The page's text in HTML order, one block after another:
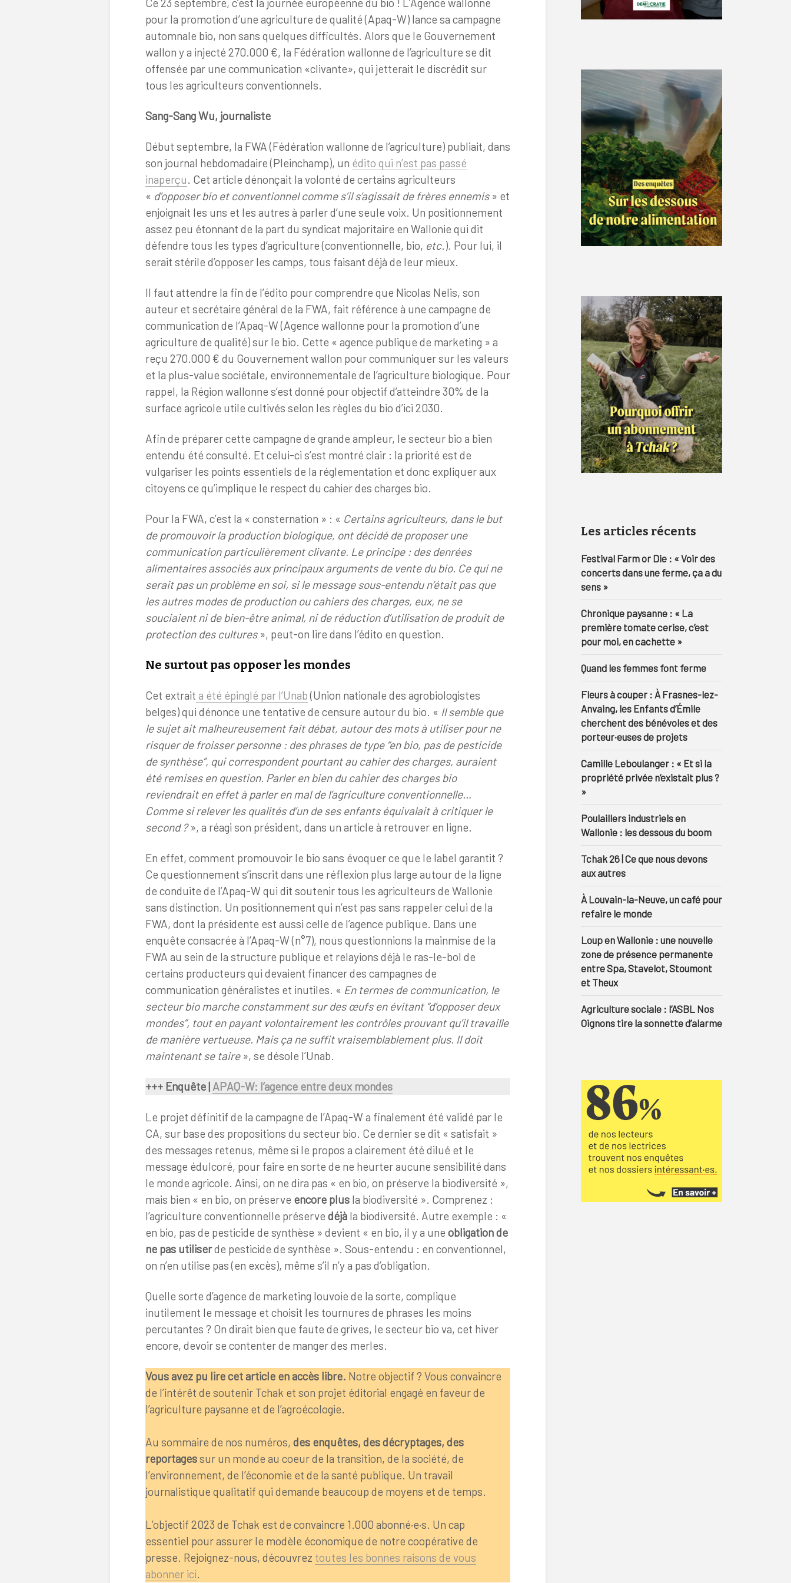
pour la promotion d’une agriculture de qualité (Apaq-W) lance sa campagne
automnale bio, non sans quelques difficultés. Alors que le Gouvernement
wallon y a injecté 270.000 €, la Fédération wallonne de l’agriculture se dit
offensée par une communication «clivante», qui jetterait le discrédit sur
tous les agriculteurs conventionnels.
Sang-Sang Wu, journaliste
Début septembre, la FWA (Fédération wallonne de l’agriculture) publiait, dans
son journal hebdomadaire (Pleinchamp), un édito qui n’est pas passé
inaperçu. Cet article dénonçait la volonté de certains agriculteurs
« d’opposer bio et conventionnel comme s’il s’agissait de frères ennemis» et
enjoignait les uns et les autres à parler d’une seule voix. Un positionnement
assez peu étonnant de la part du syndicat majoritaire en Wallonie qui dit
défendre tous les types d’agriculture (conventionnelle, bio, etc.). Pour lui, il
serait stérile d’opposer les camps, tous faisant déjà de leur mieux.
Il faut attendre la fin de l’édito pour comprendre que Nicolas Nelis, son
auteur et secrétaire général de la FWA, fait référence à une campagne de
communication de l’Apaq-W (Agence wallonne pour la promotion d’une
agriculture de qualité) sur le bio. Cette « agence publique de marketing » a
reçu 270.000 € du Gouvernement wallon pour communiquer sur les valeurs
et la plus-value sociétale, environnementale de l’agriculture biologique. Pour
rappel, la Région wallonne s’est donné pour objectif d’atteindre 30% de la
surface agricole utile cultivés selon les règles du bio d’ici 2030.
Afin de préparer cette campagne de grande ampleur, le secteur bio a bien
entendu été consulté. Et celui-ci s’est montré clair : la priorité est de
vulgariser les points essentiels de la réglementation et donc expliquer aux
citoyens ce qu’implique le respect du cahier des charges bio.
Pour la FWA, c’est la « consternation » : « Certains agriculteurs, dans le but
de promouvoir la production biologique, ont décidé de proposer une
communication particulièrement clivante. Le principe : des denrées
alimentaires associés aux principaux arguments de vente du bio. Ce qui ne
serait pas un problème en soi, si le message sous-entendu n’était pas que
les autres modes de production ou cahiers des charges, eux, ne se
souciaient ni de bien-être animal, ni de réduction d’utilisation de produit de
protection des cultures», peut-on lire dans l’édito en question.
Ne surtout pas opposer les mondes
Cet extrait a été épinglé par l’Unab(Union nationale des agrobiologistes
belges) qui dénonce une tentative de censure autour du bio. « Il semble que
le sujet ait malheureusement fait débat, autour des mots à utiliser pour ne
risquer de froisser personne : des phrases de type “en bio, pas de pesticide
de synthèse”, qui correspondent pourtant au cahier des charges, auraient
été remises en question. Parler en bien du cahier des charges bio
reviendrait en effet à parler en mal de l’agriculture conventionnelle…
Comme si relever les qualités d’un de ses enfants équivalait à critiquer le
second ?», a réagi son président, dans un article à retrouver en ligne.
En effet, comment promouvoir le bio sans évoquer ce que le label garantit ?
Ce questionnement s’inscrit dans une réflexion plus large autour de la ligne
de conduite de l’Apaq-W qui dit soutenir tous les agriculteurs de Wallonie
sans distinction. Un positionnement qui n’est pas sans rappeler celui de la
FWA, dont la présidente est aussi celle de l’agence publique. Dans une
enquête consacrée à l’Apaq-W (n°7), nous questionnions la mainmise de la
FWA au sein de la structure publique et relayions déjà le ras-le-bol de
certains producteurs qui devaient financer des campagnes de
communication généralistes et inutiles. « En termes de communication, le
secteur bio marche constamment sur des œufs en évitant “d’opposer deux
mondes”, tout en payant volontairement les contrôles prouvant qu’il travaille
de manière vertueuse. Mais ça ne suffit vraisemblablement plus. Il doit
maintenant se taire», se désole l’Unab.
+++ Enquête | APAQ-W: l’agence entre deux mondes
Le projet définitif de la campagne de l’Apaq-W a finalement été validé par le
CA, sur base des propositions du secteur bio. Ce dernier se dit « satisfait »
des messages retenus, même si le propos a clairement été dilué et le
message édulcoré, pour faire en sorte de ne heurter aucune sensibilité dans
le monde agricole. Ainsi, on ne dira pas « en bio, on préserve la biodiversité »,
mais bien « en bio, on préserve encore plus la biodiversité ». Comprenez :
l’agriculture conventionnelle préserve déjà la biodiversité. Autre exemple : «
en bio, pas de pesticide de synthèse » devient « en bio, il y a une obligation de
ne pas utiliserde pesticide de synthèse ». Sous-entendu : en conventionnel,
on n’en utilise pas (en excès), même s’il n’y a pas d’obligation.
Quelle sorte d’agence de marketing louvoie de la sorte, complique
inutilement le message et choisit les tournures de phrases les moins
percutantes ? On dirait bien que faute de grives, le secteur bio va, cet hiver
encore, devoir se contenter de manger des merles.
Vous avez pu lire cet article en accès libre. Notre objectif ? Vous convaincre
de l’intérêt de soutenir Tchak et son projet éditorial engagé en faveur de
l’agriculture paysanne et de l’agroécologie.
Au sommaire de nos numéros, des enquêtes, des décryptages, des
reportagessur un monde au coeur de la transition, de la société, de
l’environnement, de l’économie et de la santé publique. Un travail
journalistique qualitatif qui demande beaucoup de moyens et de temps.
L’objectif 2023 de Tchak est de convaincre 1.000 abonné·e·s. Un cap
essentiel pour assurer le modèle économique de notre coopérative de
presse. Rejoignez-nous, découvrez toutes les bonnes raisons de vous
abonner ici.
Les articles récents
Festival Farm or Die : « Voir des
concerts dans une ferme, ça a du
sens »
Chronique paysanne : « La
première tomate cerise, c’est
pour moi, en cachette »
Quand les femmes font ferme
Fleurs à couper : À Frasnes-lez-
Anvaing, les Enfants d’Émile
cherchent des bénévoles et des
porteur·euses de projets
Camille Leboulanger : « Et si la
propriété privée n’existait plus ?
»
Poulaillers industriels en
Wallonie : les dessous du boom
Tchak 26 | Ce que nous devons
aux autres
À Louvain-la-Neuve, un café pour
refaire le monde
Loup en Wallonie : une nouvelle
zone de présence permanente
entre Spa, Stavelot, Stoumont
et Theux
Agriculture sociale : l’ASBL Nos
Oignons tire la sonnette d’alarme